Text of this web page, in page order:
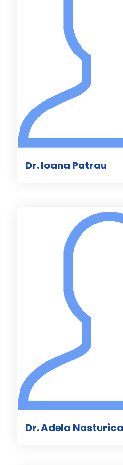
Dr. Ioana Patrau
Dr. Adela Nasturica